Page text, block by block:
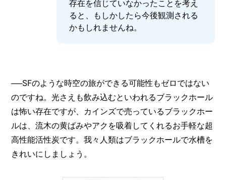
存在を信じていなかったことを考え
ると、もしかしたら今後観測される
かもしれませんね。
──SFのような時空の旅ができる可能性もゼロではない
のですね。光さえも飲み込むといわれるブラックホール
は怖い存在ですが、カインズで売っているブラックホー
ルは、流木の黄ばみやアクを吸着してくれるお手軽な超
高性能活性炭です。我々人類はブラックホールで水槽を
きれいにしましょう。